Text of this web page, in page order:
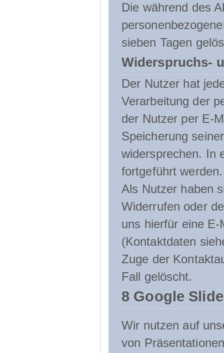
Die während des
sieben Tagen
Widerspruchs-
Der Nutzer hat
Verarbeitung der
der Nutzer per E-
Speicherung
widersprechen. In
fortgeführt werden.
Als Nutzer haben
Widerrufen oder
uns hierfür eine
(Kontaktdaten
Zuge der
Fall gelöscht.
8 Google
Wir nutzen auf
von